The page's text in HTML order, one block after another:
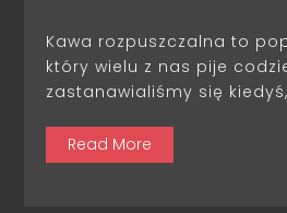
Kawa rozpuszczalna to
który wielu z nas pije
zastanawialiśmy się
Read More